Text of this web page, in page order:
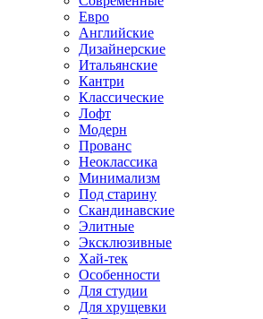
Евро
Английские
Дизайнерские
Итальянские
Кантри
Классические
Лофт
Модерн
Прованс
Неоклассика
Минимализм
Под старину
Скандинавские
Элитные
Эксклюзивные
Хай-тек
Особенности
Для студии
Для хрущевки